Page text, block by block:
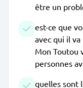
être un
est-ce que
avec qui il
Mon Toutou
personnes
quelles sont